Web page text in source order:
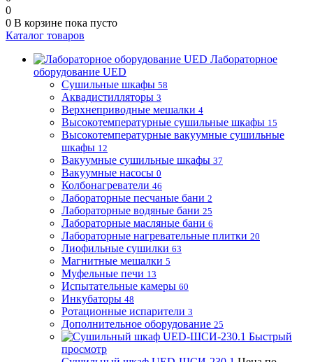
0
0 В корзине пока пусто
Каталог товаров
Лабораторное
оборудование UED
Сушильные шкафы 58
Аквадистилляторы 3
Верхнеприводные мешалки 4
Высокотемпературные сушильные шкафы 15
Высокотемпературные вакуумные сушильные
шкафы 12
Вакуумные сушильные шкафы 37
Вакуумные насосы 0
Колбонагреватели 46
Лабораторные песчаные бани 2
Лабораторные водяные бани 25
Лабораторные масляные бани 6
Лабораторные нагревательные плитки 20
Лиофильные сушилки 63
Магнитные мешалки 5
Муфельные печи 13
Испытательные камеры 60
Инкубаторы 48
Ротационные испарители 3
Дополнительное оборудование 25
Быстрый
просмотр